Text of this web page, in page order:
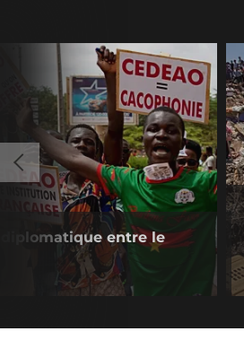
entre le